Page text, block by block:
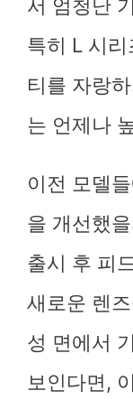
서 엄청난
특히 L 시
티를 자랑
는 언제나
이전 모델
을 개선했
출시 후 피
새로운 렌
성 면에서
보인다면,